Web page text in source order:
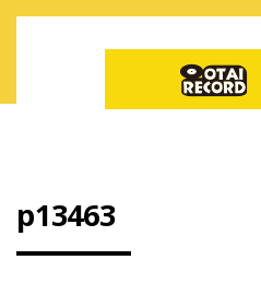
p13463